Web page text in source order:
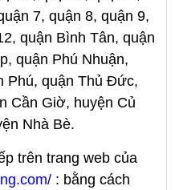
7, quận 8, quận 9,
quận Bình Tân, quận
quận Phú Nhuận,
Phú, quận Thủ Đức,
Cần Giờ, huyện Củ
Nhà Bè.
trên trang web của
: bằng cách